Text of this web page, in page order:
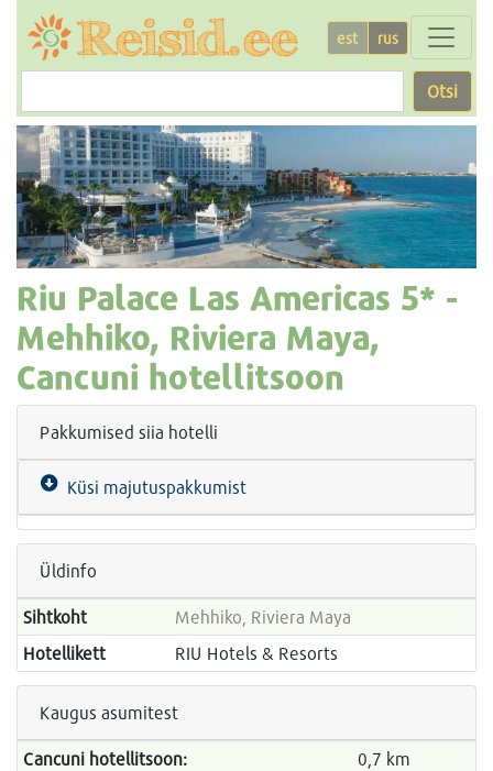
est rus
Otsi
Riu Palace Las Americas 5* -
Mehhiko, Riviera Maya,
Cancuni hotellitsoon
Pakkumised siia hotelli
Küsi majutuspakkumist
Üldinfo
Sihtkoht
Mehhiko, Riviera Maya
Hotellikett
RIU Hotels & Resorts
Kaugus asumitest
Cancuni hotellitsoon:
0,7 km